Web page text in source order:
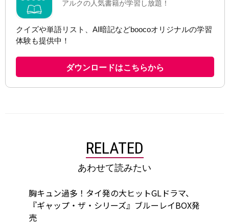
RELATED
あわせて読みたい
胸キュン過多！タイ発の大ヒットGLドラマ、
『ギャップ・ザ・シリーズ』ブルーレイBOX発
売